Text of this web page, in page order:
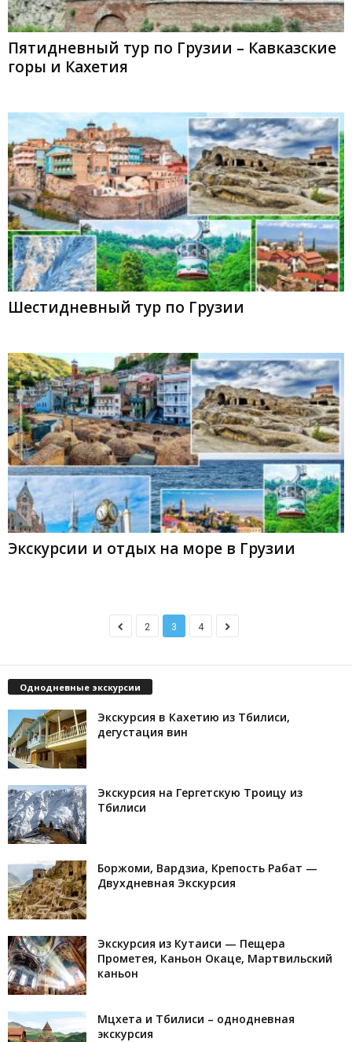
Пятидневный тур по Грузии – Кавказские
горы и Кахетия
Шестидневный тур по Грузии
Экскурсии и отдых на море в Грузии
2 3 4
Однодневные экскурсии
Экскурсия в Кахетию из Тбилиси,
дегустация вин
Экскурсия на Гергетскую Троицу из
Тбилиси
Боржоми, Вардзиа, Крепость Рабат —
Двухдневная Экскурсия
Экскурсия из Кутаиси — Пещера
Прометея, Каньон Окаце, Мартвильский
каньон
Мцхета и Тбилиси – однодневная
экскурсия